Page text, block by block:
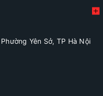
Yên Sở, TP Hà Nội